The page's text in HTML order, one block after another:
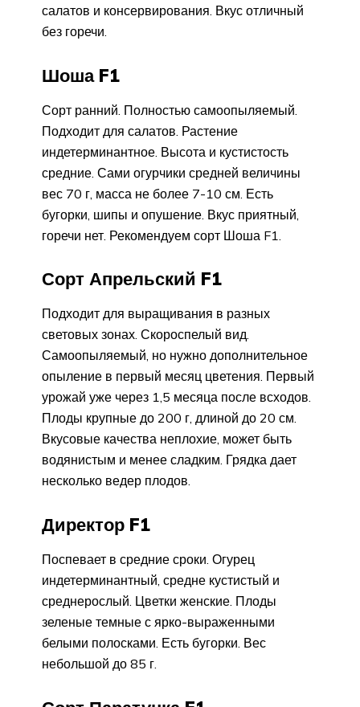
салатов и консервирования. Вкус отличный
без горечи.
Шоша F1
Сорт ранний. Полностью самоопыляемый.
Подходит для салатов. Растение
индетерминантное. Высота и кустистость
средние. Сами огурчики средней величины
вес 70 г, масса не более 7-10 см. Есть
бугорки, шипы и опушение. Вкус приятный,
горечи нет. Рекомендуем сорт Шоша F1.
Сорт Апрельский F1
Подходит для выращивания в разных
световых зонах. Скороспелый вид.
Самоопыляемый, но нужно дополнительное
опыление в первый месяц цветения. Первый
урожай уже через 1,5 месяца после всходов.
Плоды крупные до 200 г, длиной до 20 см.
Вкусовые качества неплохие, может быть
водянистым и менее сладким. Грядка дает
несколько ведер плодов.
Директор F1
Поспевает в средние сроки. Огурец
индетерминантный, средне кустистый и
среднерослый. Цветки женские. Плоды
зеленые темные с ярко-выраженными
белыми полосками. Есть бугорки. Вес
небольшой до 85 г.